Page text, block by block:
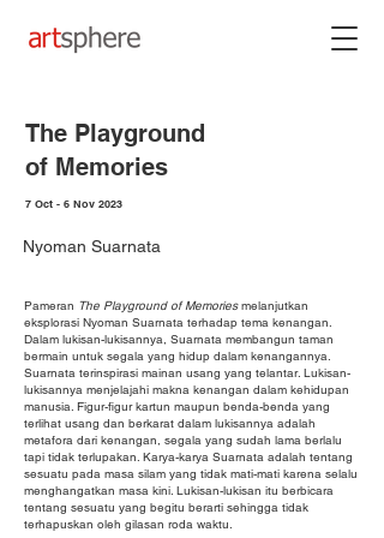
The Playground
of Memories
7 Oct - 6 Nov 2023
Nyoman Suarnata
Pameran The Playground of Memoriesmelanjutkan
eksplorasi Nyoman Suarnata terhadap tema kenangan.
Dalam lukisan-lukisannya, Suarnata membangun taman
bermain untuk segala yang hidup dalam kenangannya.
Suarnata terinspirasi mainan usang yang telantar. Lukisan-
lukisannya menjelajahi makna kenangan dalam kehidupan
manusia. Figur-figur kartun maupun benda-benda yang
terlihat usang dan berkarat dalam lukisannya adalah
metafora dari kenangan, segala yang sudah lama berlalu
tapi tidak terlupakan. Karya-karya Suarnata adalah tentang
sesuatu pada masa silam yang tidak mati-mati karena selalu
menghangatkan masa kini. Lukisan-lukisan itu berbicara
tentang sesuatu yang begitu berarti sehingga tidak
terhapuskan oleh gilasan roda waktu.